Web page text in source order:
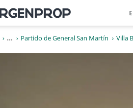
... Partido de General San Martín Villa